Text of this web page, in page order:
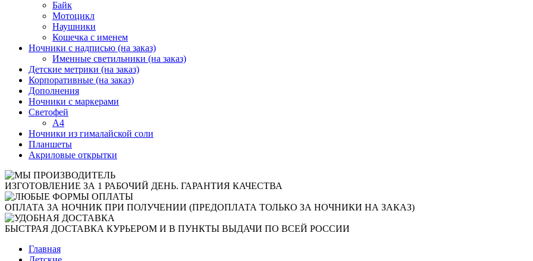
Байк
Мотоцикл
Наушники
Кошечка с именем
Ночники с надписью (на заказ)
Именные светильники (на заказ)
Детские метрики (на заказ)
Корпоративные (на заказ)
Дополнения
Ночники с маркерами
Светофей
А4
Ночники из гималайской соли
Планшеты
Акриловые открытки
ИЗГОТОВЛЕНИЕ ЗА 1 РАБОЧИЙ ДЕНЬ. ГАРАНТИЯ КАЧЕСТВА
ОПЛАТА ЗА НОЧНИК ПРИ ПОЛУЧЕНИИ (ПРЕДОПЛАТА ТОЛЬКО ЗА НОЧНИКИ НА ЗАКАЗ)
БЫСТРАЯ ДОСТАВКА КУРЬЕРОМ И В ПУНКТЫ ВЫДАЧИ ПО ВСЕЙ РОССИИ
Главная